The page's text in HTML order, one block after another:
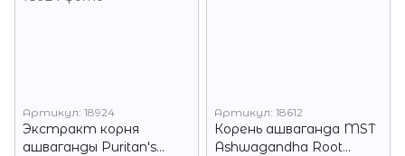
Артикул: 18924
Экстракт корня
ашваганды Puritan's
Артикул: 18612
Корень ашваганда MST
Ashwagandha Root